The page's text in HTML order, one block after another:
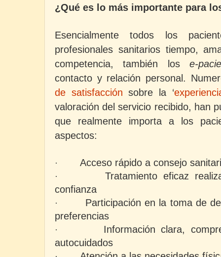
¿Qué es lo más importante para
Esencialmente todos los
profesionales sanitarios tiempo,
competencia, también lose-
contacto y relación personal.
de satisfacción sobre la ‘
valoración del servicio recibido, han
que realmente importa a los
aspectos:
· Acceso rápido a consejo
·
Tratamiento eficaz
confianza
·
Participación en la toma de
preferencias
·
Información clara,
autocuidados